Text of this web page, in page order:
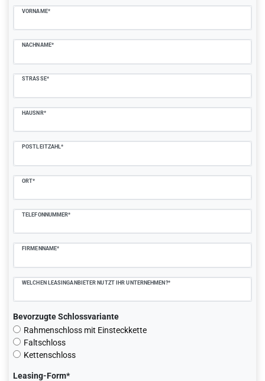
VORNAME*
NACHNAME*
STRASSE*
HAUSNR*
POSTLEITZAHL*
ORT*
TELEFONNUMMER*
FIRMENNAME*
WELCHEN LEASINGANBIETER NUTZT IHR UNTERNEHMEN?*
Bevorzugte Schlossvariante
Rahmenschloss mit Einsteckkette
Faltschloss
Kettenschloss
Leasing-Form*